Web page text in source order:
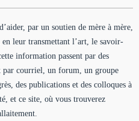
par un soutien de mère à mère,
leur transmettant l’art, le savoir-
information passent par des
par courriel, un forum, un groupe
des publications et des colloques à
et ce site, où vous trouverez